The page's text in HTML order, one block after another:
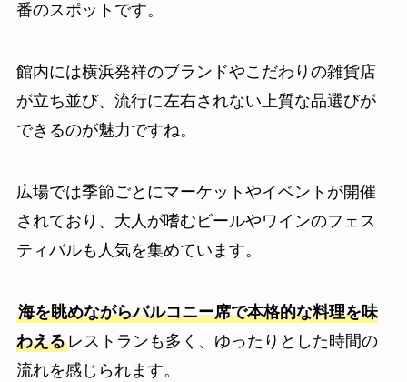
番のスポットです。
館内には横浜発祥のブランドやこだわりの雑貨店
が立ち並び、流行に左右されない上質な品選びが
できるのが魅力ですね。
広場では季節ごとにマーケットやイベントが開催
されており、大人が嗜むビールやワインのフェス
ティバルも人気を集めています。
海を眺めながらバルコニー席で本格的な料理を味
わえるレストランも多く、ゆったりとした時間の
流れを感じられます。